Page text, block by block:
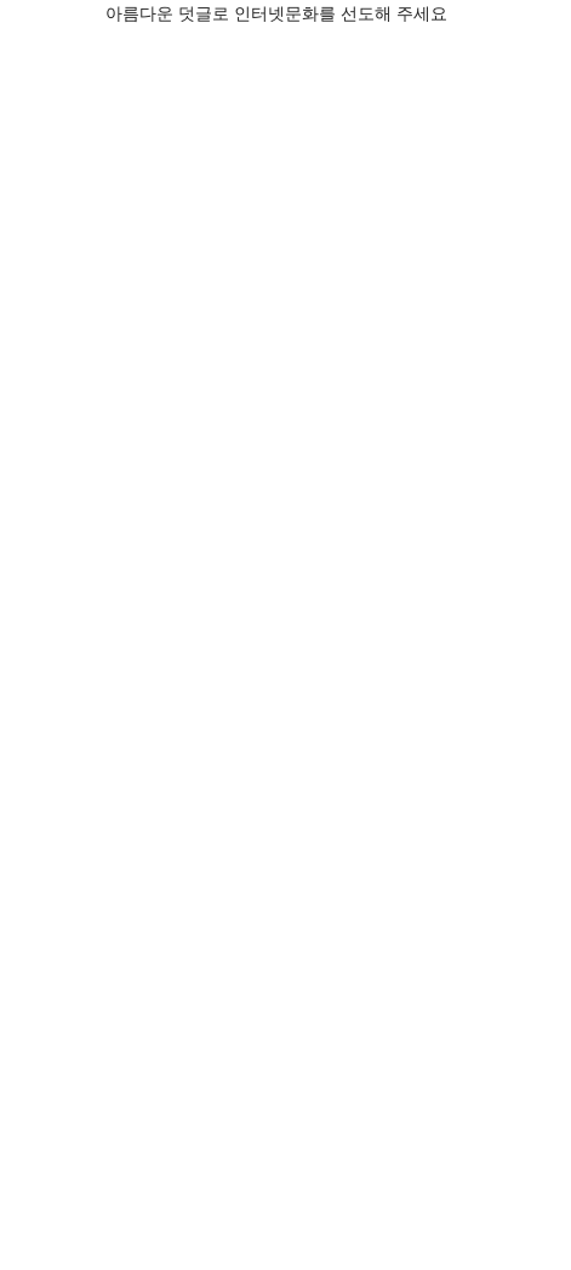
아름다운 덧글로 인터넷문화를 선도해 주세요